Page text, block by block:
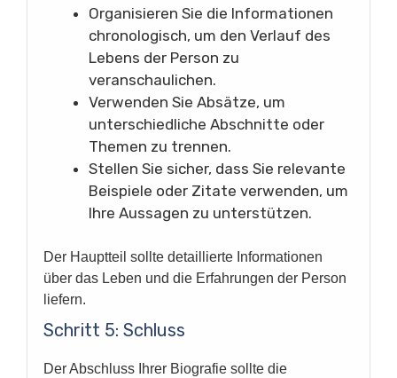
Organisieren Sie die Informationen
chronologisch, um den Verlauf des
Lebens der Person zu
veranschaulichen.
Verwenden Sie Absätze, um
unterschiedliche Abschnitte oder
Themen zu trennen.
Stellen Sie sicher, dass Sie relevante
Beispiele oder Zitate verwenden, um
Ihre Aussagen zu unterstützen.
Der Hauptteil sollte detaillierte Informationen
über das Leben und die Erfahrungen der Person
liefern.
Schritt 5: Schluss
Der Abschluss Ihrer Biografie sollte die